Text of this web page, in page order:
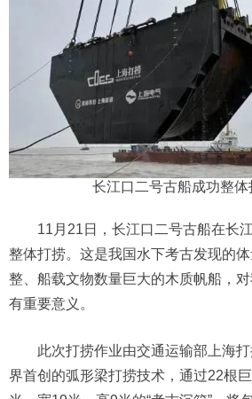
长江口二号古船成功整体
11月21日，长江口二号古船在长
整体打捞。这是我国水下考古发现的
整、船载文物数量巨大的木质帆船，
有重要意义。
此次打捞作业由交通运输部上海
界首创的弧形梁打捞技术，通过22根